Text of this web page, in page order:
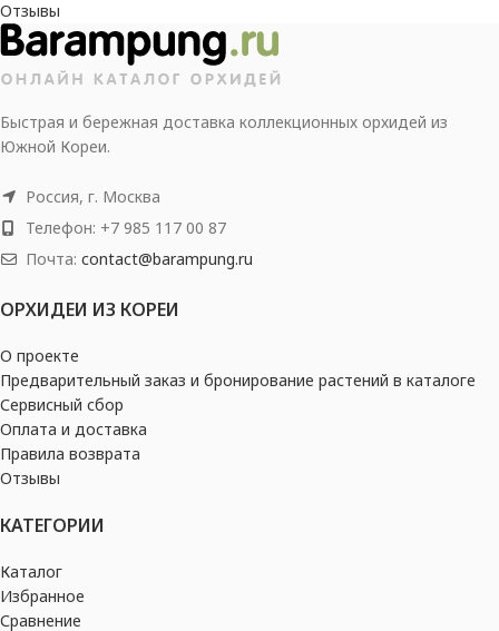
Отзывы
Быстрая и бережная доставка коллекционных орхидей из
Южной Кореи.
Россия, г. Москва
Телефон: +7 985 117 00 87
Почта: contact@barampung.ru
ОРХИДЕИ ИЗ КОРЕИ
О проекте
Предварительный заказ и бронирование растений в каталоге
Сервисный сбор
Оплата и доставка
Правила возврата
Отзывы
КАТЕГОРИИ
Каталог
Избранное
Сравнение